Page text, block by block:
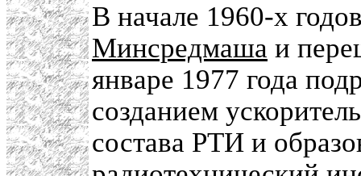
В начале 1960-х
Минсредмаша и
январе 1977 года
созданием
состава РТИ и